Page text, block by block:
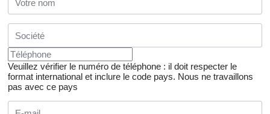
Veuillez vérifier le numéro de téléphone : il doit respecter le
format international et inclure le code pays. Nous ne travaillons
pas avec ce pays